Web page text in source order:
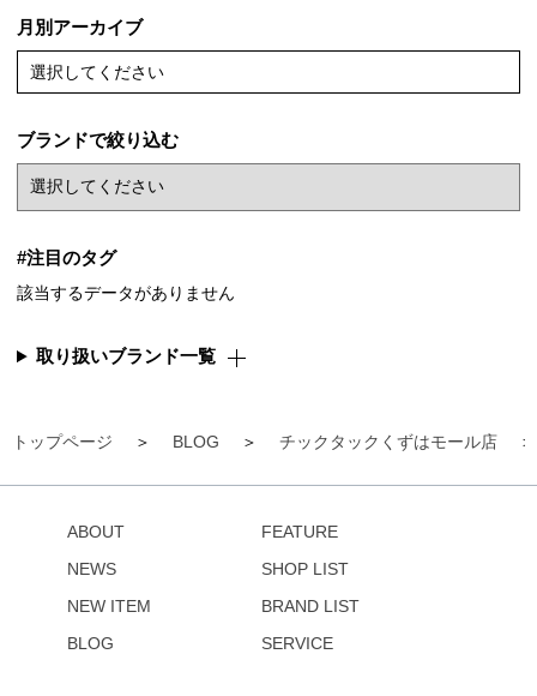
トップページ BLOG チックタックくずはモール店
月別アーカイブ
選択してください
ブランドで絞り込む
#注目のタグ
該当するデータがありません
取り扱いブランド一覧
ABOUT
NEWS
NEW ITEM
BLOG
FEATURE
SHOP LIST
BRAND LIST
SERVICE